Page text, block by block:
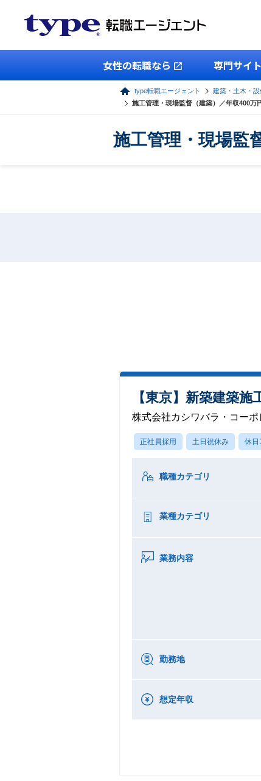
女性の転職なら 専門サイト
type転職エージェント 建築・土木・設
施工管理・現場監督（建築）／年収400万
施工管理・現場監
【東京】新築建築施
株式会社カシワバラ・コーポ
正社員採用 土日祝休み 休日
職種カテゴリ
業種カテゴリ
業務内容
勤務地
想定年収